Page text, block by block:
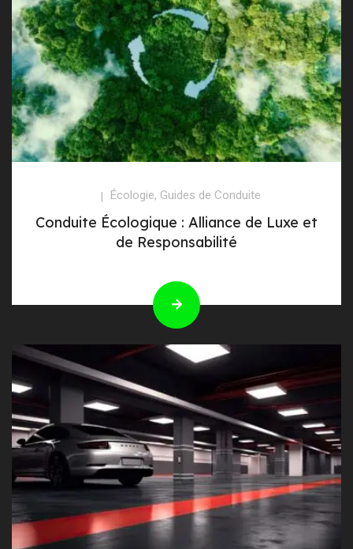
Écologie, Guides de Conduite
Conduite Écologique : Alliance de Luxe et
de Responsabilité